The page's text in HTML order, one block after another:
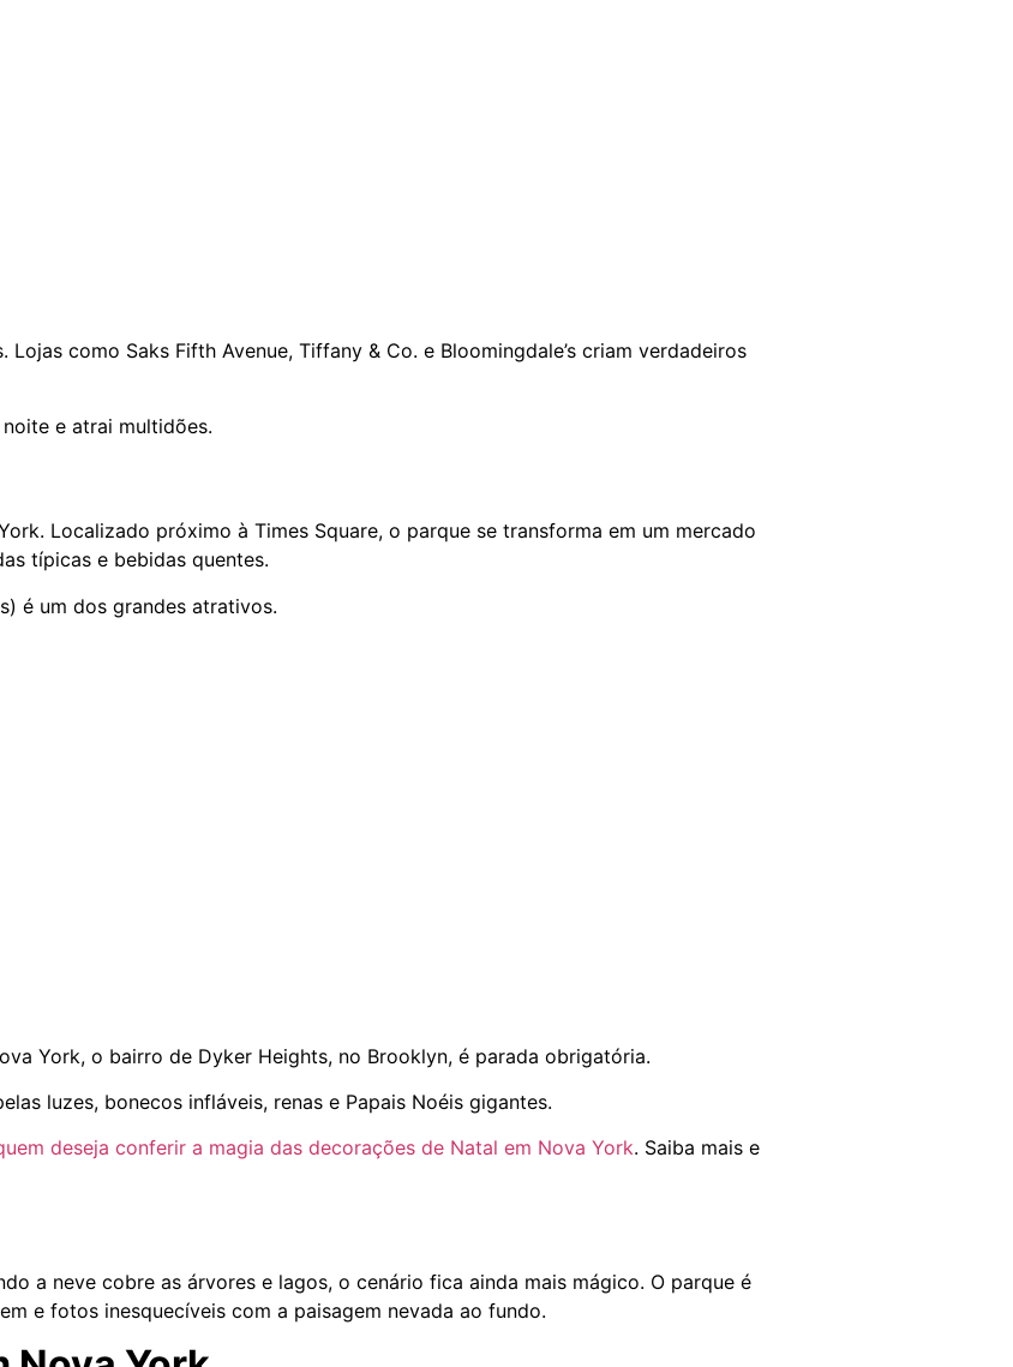
como Saks Fifth Avenue, Tiffany & Co. e Bloomingdale’s criam verdadeiros
e atrai multidões.
Localizado próximo à Times Square, o parque se transforma em um mercado
típicas e bebidas quentes.
é um dos grandes atrativos.
York, o bairro de Dyker Heights, no Brooklyn, é parada obrigatória.
luzes, bonecos infláveis, renas e Papais Noéis gigantes.
deseja conferir a magia das decorações de Natal em Nova York. Saiba mais e
a neve cobre as árvores e lagos, o cenário fica ainda mais mágico. O parque é
e fotos inesquecíveis com a paisagem nevada ao fundo.